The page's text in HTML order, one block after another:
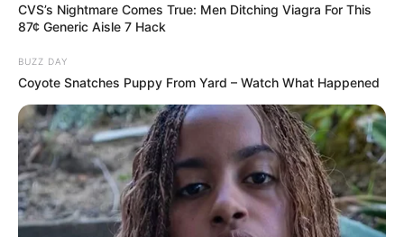
CVS’s Nightmare Comes True: Men Ditching Viagra For This
87¢ Generic Aisle 7 Hack
BUZZ DAY
Coyote Snatches Puppy From Yard – Watch What Happened